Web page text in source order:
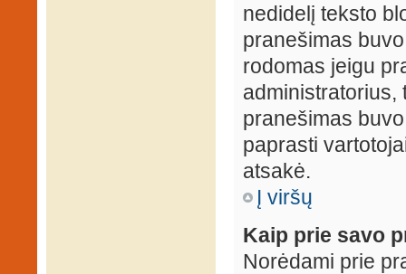
nedidelį teksto
pranešimas
rodomas jeigu
administratorius,
pranešimas
paprasti
atsakė.
Į viršų
Kaip prie savo
Norėdami prie